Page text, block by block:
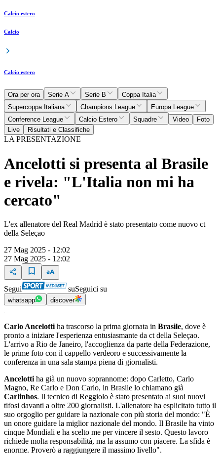
Calcio estero
Calcio
Calcio estero
Ora per ora Serie A Serie B
Coppa Italia
Supercoppa Italiana
Champions League
Europa League
Conference League
Calcio Estero Squadre Video
Foto
Live
Risultati e Classifiche
LA PRESENTAZIONE
Ancelotti si presenta al Brasile
e rivela: "L'Italia non mi ha
cercato"
L'ex allenatore del Real Madrid è stato presentato come nuovo ct
della Seleçao
27 Mag 2025 - 12:02
27 Mag 2025 - 12:02
Segui suSeguici su
whatsapp discover
Carlo Ancelotti ha trascorso la prima giornata in Brasile, dove è
pronto a iniziare l'esperienza entusiasmante da ct della Seleçao.
L'arrivo a Rio de Janeiro, l'accoglienza da parte della Federazione,
le prime foto con il cappello verdeoro e successivamente la
conferenza in una sala stampa piena di giornalisti.
Ancelotti ha già un nuovo soprannome: dopo Carletto, Carlo
Magno, Re Carlo e Don Carlo, in Brasile lo chiamano già
Carlinhos. Il tecnico di Reggiolo è stato presentato ai suoi nuovi
tifosi davanti a oltre 200 giornalisti. L'allenatore ha esplicitato tutto il
suo orgoglio per guidare la nazionale con più storia del mondo: "È
un onore guidare la miglior nazionale del mondo. Il Brasile ha vinto
cinque Mondiali e ha scelto me per vincere il sesto. Questo lavoro
richiede molta responsabilità, ma la assumo con piacere. La sfida è
enorme. Proverò a raggiungere il massimo livello".